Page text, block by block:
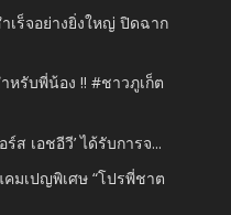
เร็จอย่างยิ่งใหญ่ ปิดฉาก
หรับพี่น้อง !! #ชาวภูเก็ต
ส เอชอีวี’ ได้รับการจ...
มเปญพิเศษ “โปรพี่ชาต